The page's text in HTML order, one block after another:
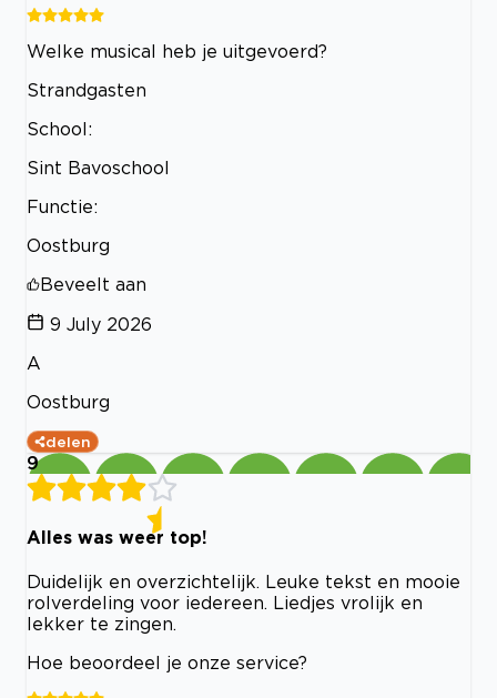
Welke musical heb je uitgevoerd?
Strandgasten
School:
Sint Bavoschool
Functie:
Oostburg
Beveelt aan
9 July 2026
A
Oostburg
delen
9
Alles was weer top!
Duidelijk en overzichtelijk. Leuke tekst en mooie
rolverdeling voor iedereen. Liedjes vrolijk en
lekker te zingen.
Hoe beoordeel je onze service?